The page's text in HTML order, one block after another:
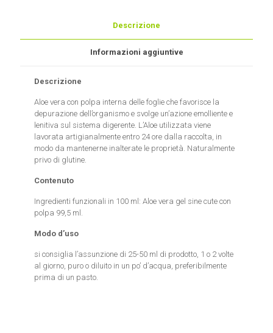
Descrizione
Informazioni aggiuntive
Descrizione
Aloe vera con polpa interna delle foglie che favorisce la
depurazione dell’organismo e svolge un’azione emolliente e
lenitiva sul sistema digerente. L’Aloe utilizzata viene
lavorata artigianalmente entro 24 ore dalla raccolta, in
modo da mantenerne inalterate le proprietà. Naturalmente
privo di glutine.
Contenuto
Ingredienti funzionali in 100 ml: Aloe vera gel sine cute con
polpa 99,5 ml.
Modo d’uso
si consiglia l’assunzione di 25-50 ml di prodotto, 1 o 2 volte
al giorno, puro o diluito in un po’ d’acqua, preferibilmente
prima di un pasto.